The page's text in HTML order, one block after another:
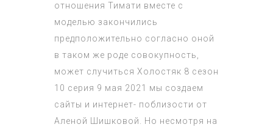
отношения Тимати вместе с
моделью закончились
предположительно согласно оной
в таком же роде совокупность,
может случиться Холостяк 8 сезон
10 серия 9 мая 2021
мы создаем
сайты и интернет- поблизости от
Аленой Шишковой. Но несмотря на